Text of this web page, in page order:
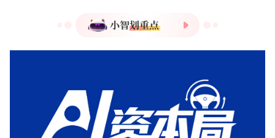
2.地平线HSD智能辅助驾驶
用户搭载率达77%，里程占
比达41%。
3.中国首款舱驾融合芯